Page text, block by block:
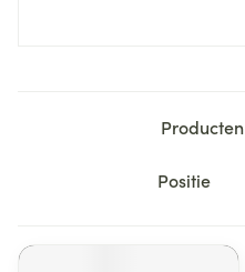
Producten
Sorteer op: